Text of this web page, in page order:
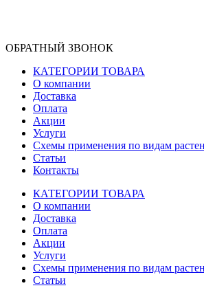
ОБРАТНЫЙ ЗВОНОК
КАТЕГОРИИ ТОВАРА
О компании
Доставка
Оплата
Акции
Услуги
Схемы применения по видам
Статьи
Контакты
КАТЕГОРИИ ТОВАРА
О компании
Доставка
Оплата
Акции
Услуги
Схемы применения по видам
Статьи